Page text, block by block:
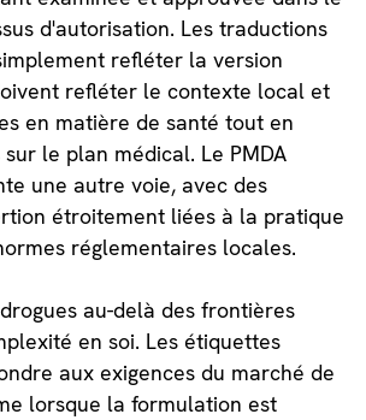
d'autorisation. Les traductions
refléter la version
refléter le contexte local et
en matière de santé tout en
le plan médical. Le PMDA
une autre voie, avec des
étroitement liées à la pratique
réglementaires locales.
au-delà des frontières
en soi. Les étiquettes
aux exigences du marché de
lorsque la formulation est